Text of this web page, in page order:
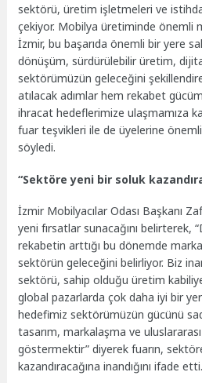
sektörü, üretim işletmeleri ve
çekiyor. Mobilya üretiminde önemli
İzmir, bu başarıda önemli bir yere
dönüşüm, sürdürülebilir üretim,
sektörümüzün geleceğini
atılacak adımlar hem rekabet
ihracat hedeflerimize ulaşmamıza
fuar teşvikleri ile de üyelerine önemli
söyledi.
“Sektöre yeni bir soluk
İzmir Mobilyacılar Odası Başkanı
yeni fırsatlar sunacağını belirterek,
rekabetin arttığı bu dönemde
sektörün geleceğini belirliyor. Biz
sektörü, sahip olduğu üretim
global pazarlarda çok daha iyi bir
hedefimiz sektörümüzün gücünü
tasarım, markalaşma ve
göstermektir” diyerek fuarın,
kazandıracağına inandığını ifade etti.